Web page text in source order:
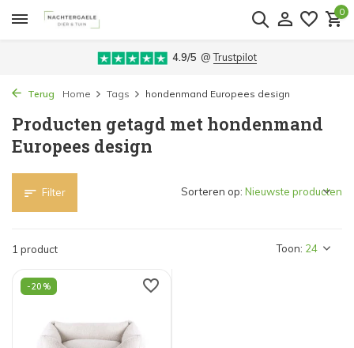
0
4.9/5 @Trustpilot
Terug Home Tags hondenmand Europees design
Producten getagd met hondenmand
Europees design
Filter
1 product Toon:
Sorteren op:
-20%